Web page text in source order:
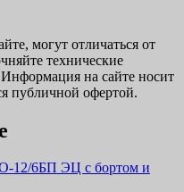
могут отличаться от
технические
на сайте носит
публичной офертой.